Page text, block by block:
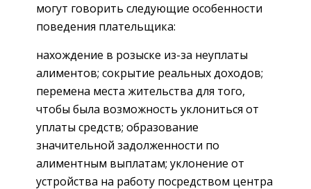
могут говорить следующие особенности
поведения плательщика:
нахождение в розыске из-за неуплаты
алиментов; сокрытие реальных доходов;
перемена места жительства для того,
чтобы была возможность уклониться от
уплаты средств; образование
значительной задолженности по
алиментным выплатам; уклонение от
устройства на работу посредством центра